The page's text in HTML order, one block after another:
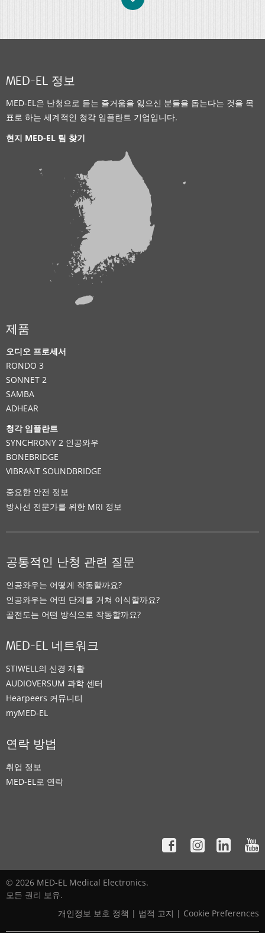
MED-EL 정보
MED-EL은 난청으로 듣는 즐거움을 잃으신 분들을 돕는다는 것을 목
표로 하는 세계적인 청각 임플란트 기업입니다.
현지 MED-EL 팀 찾기
제품
오디오 프로세서
RONDO 3
SONNET 2
SAMBA
ADHEAR
청각 임플란트
SYNCHRONY 2 인공와우
BONEBRIDGE
VIBRANT SOUNDBRIDGE
중요한 안전 정보
방사선 전문가를 위한 MRI 정보
공통적인 난청 관련 질문
인공와우는 어떻게 작동할까요?
인공와우는 어떤 단계를 거쳐 이식할까요?
골전도는 어떤 방식으로 작동할까요?
MED-EL 네트워크
STIWELL의 신경 재활
AUDIOVERSUM 과학 센터
Hearpeers 커뮤니티
myMED‑EL
연락 방법
취업 정보
MED-EL로 연락
© 2026 MED-EL Medical Electronics.
모든 권리 보유.
개인정보 보호 정책 | 법적 고지 | Cookie Preferences